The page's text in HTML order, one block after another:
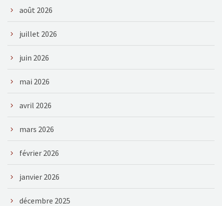
août 2026
juillet 2026
juin 2026
mai 2026
avril 2026
mars 2026
février 2026
janvier 2026
décembre 2025